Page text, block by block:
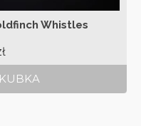
Whistles